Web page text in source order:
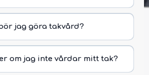
jag göra takvård?
om jag inte vårdar mitt tak?